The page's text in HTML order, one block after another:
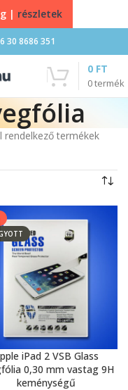
30 8686 351
0termék
0 FT
rendelkező termékek
iPad 2 VSB Glass
0,30 mm vastag 9H
keménységű
| részletek